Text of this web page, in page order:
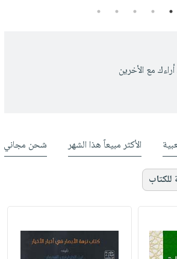
1
2
3
4
5
مع الأخرين
الأكثر مبيعاً هذا الشهر شحن مجاني
للكتاب